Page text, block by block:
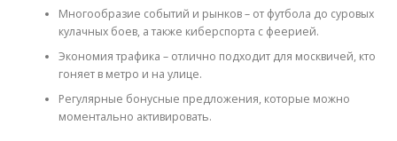
Многообразие событий и рынков – от футбола до суровых
кулачных боев, а также киберспорта с феерией.
Экономия трафика – отлично подходит для москвичей, кто
гоняет в метро и на улице.
Регулярные бонусные предложения, которые можно
моментально активировать.